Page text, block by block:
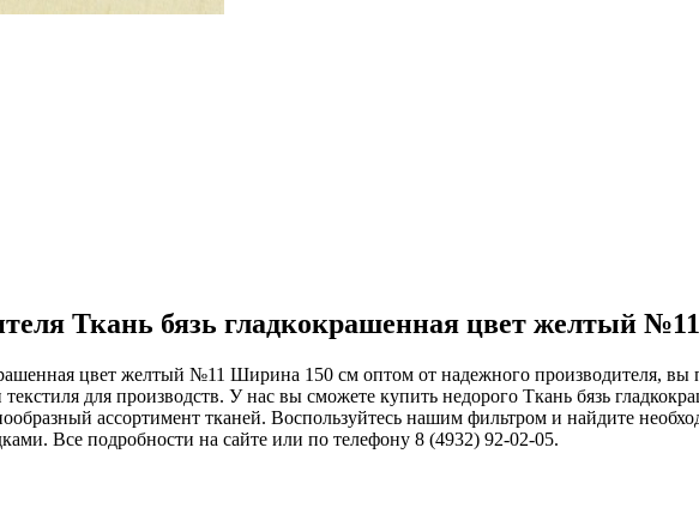
Ткань бязь гладкокрашенная цвет желтый
цвет желтый №11 Ширина 150 см оптом от надежного производителя,
для производств. У нас вы сможете купить недорого Ткань бязь
ассортимент тканей. Воспользуйтесь нашим фильтром и найдите
Все подробности на сайте или по телефону 8 (4932) 92-02-05.